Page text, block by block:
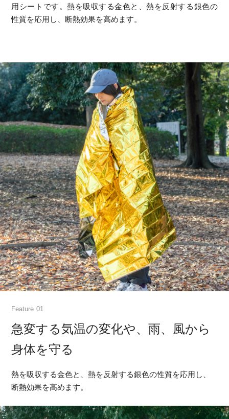
用シートです。熱を吸収する金色と、熱を反射する銀色の
性質を応用し、断熱効果を高めます。
Feature
急変する気温の変化や、雨、風から
身体を守る
熱を吸収する金色と、熱を反射する銀色の性質を応用し、
断熱効果を高めます。